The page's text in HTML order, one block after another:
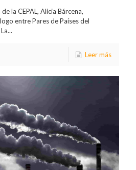
la CEPAL, Alicia Bárcena,
entre Pares de Países del
Leer más